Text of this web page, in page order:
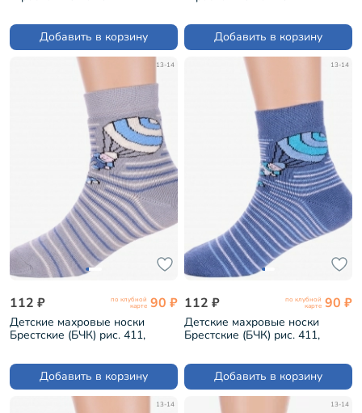
Добавить в корзину
Добавить в корзину
13-14
112 ₽ по клубной
карте 90 ₽
Детские махровые носки
Брестские (БЧК) рис. 411,
Добавить в корзину
13-14
112 ₽ по клубной
карте 90 ₽
Детские махровые носки
Брестские (БЧК) рис. 411,
Добавить в корзину
13-14 13-14